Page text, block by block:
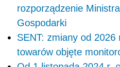
rozporządzenie
Gospodarki
SENT: zmiany od
towarów objęte